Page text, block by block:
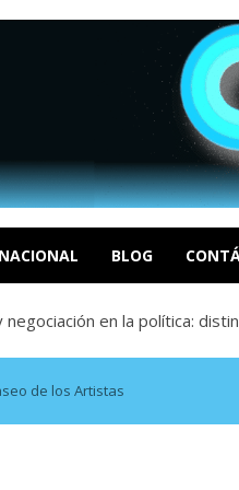
BLOG
costo del colapso
Por Dayana Cristina
apagones y promesas
EN LAS ORGANIZACIONES
en la política:
costo del colapso
Por Dayana Cristina
apagones y promesas
EN LAS ORGANIZACIONES
de los Artistas